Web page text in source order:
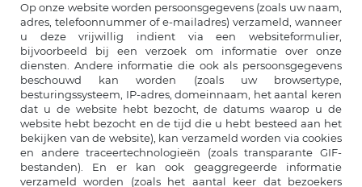
Op onze website worden persoonsgegevens (zoals uw naam,
adres, telefoonnummer of e-mailadres) verzameld, wanneer
u deze vrijwillig indient via een websiteformulier,
bijvoorbeeld bij een verzoek om informatie over onze
diensten. Andere informatie die ook als persoonsgegevens
beschouwd kan worden (zoals uw browsertype,
besturingssysteem, IP-adres, domeinnaam, het aantal keren
dat u de website hebt bezocht, de datums waarop u de
website hebt bezocht en de tijd die u hebt besteed aan het
bekijken van de website), kan verzameld worden via cookies
en andere traceertechnologieën (zoals transparante GIF-
bestanden). En er kan ook geaggregeerde informatie
verzameld worden (zoals het aantal keer dat bezoekers